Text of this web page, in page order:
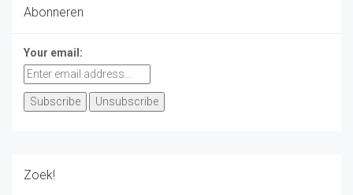
Abonneren
Your email:
Zoek!